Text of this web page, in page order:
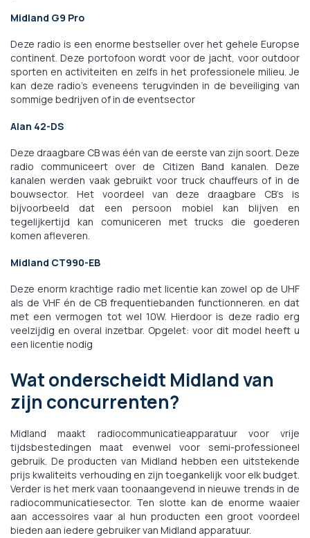
Midland G9 Pro
Deze radio is een enorme bestseller over het gehele Europse
continent. Deze portofoon wordt voor de jacht, voor outdoor
sporten en activiteiten en zelfs in het professionele milieu. Je
kan deze radio's eveneens terugvinden in de beveiliging van
sommige bedrijven of in de eventsector
Alan 42-DS
Deze draagbare CB was één van de eerste van zijn soort. Deze
radio communiceert over de Citizen Band kanalen. Deze
kanalen werden vaak gebruikt voor truck chauffeurs of in de
bouwsector. Het voordeel van deze draagbare CB's is
bijvoorbeeld dat een persoon mobiel kan blijven en
tegelijkertijd kan comuniceren met trucks die goederen
komen afleveren.
Midland CT990-EB
Deze enorm krachtige radio met licentie kan zowel op de UHF
als de VHF én de CB frequentiebanden functionneren. en dat
met een vermogen tot wel 10W. Hierdoor is deze radio erg
veelzijdig en overal inzetbar. Opgelet: voor dit model heeft u
een licentie nodig
Wat onderscheidt Midland van
zijn concurrenten?
Midland maakt radiocommunicatieapparatuur voor vrije
tijdsbestedingen maat evenwel voor semi-professioneel
gebruik. De producten van Midland hebben een uitstekende
prijs kwaliteits verhouding en zijn toegankelijk voor elk budget.
Verder is het merk vaan toonaangevend in nieuwe trends in de
radiocommunicatiesector. Ten slotte kan de enorme waaier
aan accessoires vaar al hun producten een groot voordeel
bieden aan iedere gebruiker van Midland apparatuur.